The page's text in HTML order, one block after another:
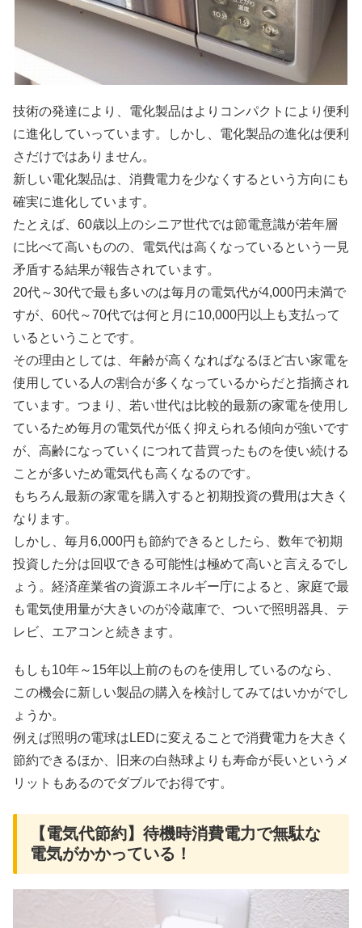
技術の発達により、電化製品はよりコンパクトにより便利
に進化していっています。しかし、電化製品の進化は便利
さだけではありません。
新しい電化製品は、消費電力を少なくするという方向にも
確実に進化しています。
たとえば、60歳以上のシニア世代では節電意識が若年層
に比べて高いものの、電気代は高くなっているという一見
矛盾する結果が報告されています。
20代～30代で最も多いのは毎月の電気代が4,000円未満で
すが、60代～70代では何と月に10,000円以上も支払って
いるということです。
その理由としては、 年齢が高くなればなるほど古い家電を
使用している人の割合が多くなっているからだと指摘され
ています。つまり、若い世代は比較的最新の家電を使用し
ているため毎月の電気代が低く抑えられる傾向が強いです
が、高齢になっていくにつれて昔買ったものを使い続ける
ことが多いため電気代も高くなるのです。
もちろん最新の家電を購入すると初期投資の費用は大きく
なります。
しかし、毎月6,000円も節約できるとしたら、数年で初期
投資した分は回収できる可能性は極めて高いと言えるでし
ょう。経済産業省の資源エネルギー庁によると、家庭で最
も電気使用量が大きいのが冷蔵庫で、ついで照明器具、テ
レビ、エアコンと続きます。
もしも10年～15年以上前のものを使用しているのなら、
この機会に新しい製品の購入を検討してみてはいかがでし
ょうか。
例えば照明の電球はLEDに変えることで消費電力を大きく
節約できるほか、旧来の白熱球よりも寿命が長いというメ
リットもあるのでダブルでお得です。
【電気代節約】待機時消費電力で無駄な
電気がかかっている！